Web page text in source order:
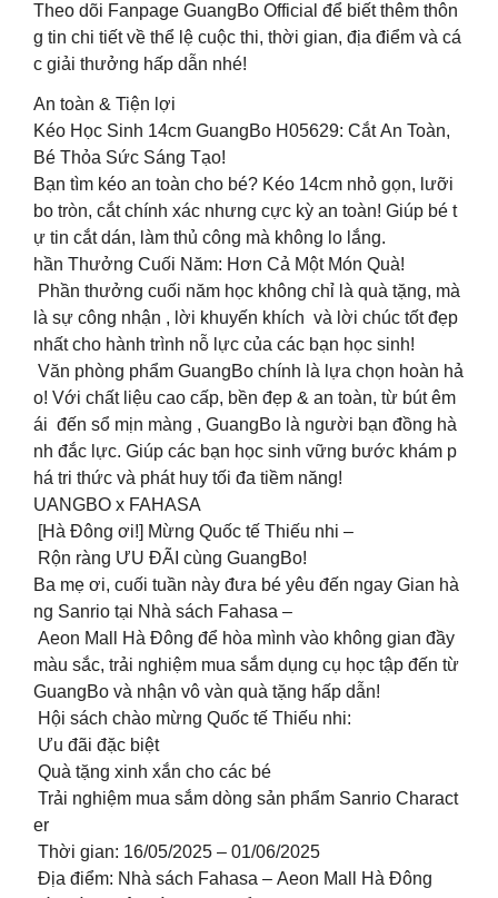
Theo dõi Fanpage GuangBo Official để biết thêm thôn
g tin chi tiết về thể lệ cuộc thi, thời gian, địa điểm và cá
c giải thưởng hấp dẫn nhé!
An toàn & Tiện lợi
Kéo Học Sinh 14cm GuangBo H05629: Cắt An Toàn,
Bé Thỏa Sức Sáng Tạo! ️
Bạn tìm kéo an toàn cho bé? Kéo 14cm nhỏ gọn, lưỡi
bo tròn, cắt chính xác nhưng cực kỳ an toàn! Giúp bé t
ự tin cắt dán, làm thủ công mà không lo lắng.
hần Thưởng Cuối Năm: Hơn Cả Một Món Quà!
Phần thưởng cuối năm học không chỉ là quà tặng, mà
là sự công nhận , lời khuyến khích và lời chúc tốt đẹp
nhất cho hành trình nỗ lực của các bạn học sinh!
Văn phòng phẩm GuangBo chính là lựa chọn hoàn hả
o! Với chất liệu cao cấp, bền đẹp & an toàn, từ bút êm
ái ️ đến sổ mịn màng , GuangBo là người bạn đồng hà
nh đắc lực. Giúp các bạn học sinh vững bước khám p
há tri thức và phát huy tối đa tiềm năng!
UANGBO x FAHASA
[Hà Đông ơi!] Mừng Quốc tế Thiếu nhi –
Rộn ràng ƯU ĐÃI cùng GuangBo!
Ba mẹ ơi, cuối tuần này đưa bé yêu đến ngay Gian hà
ng Sanrio tại Nhà sách Fahasa –
Aeon Mall Hà Đông để hòa mình vào không gian đầy
màu sắc, trải nghiệm mua sắm dụng cụ học tập đến từ
GuangBo và nhận vô vàn quà tặng hấp dẫn!
Hội sách chào mừng Quốc tế Thiếu nhi:
Ưu đãi đặc biệt
Quà tặng xinh xắn cho các bé
Trải nghiệm mua sắm dòng sản phẩm Sanrio Charact
er
️ Thời gian: 16/05/2025 – 01/06/2025
Địa điểm: Nhà sách Fahasa – Aeon Mall Hà Đông